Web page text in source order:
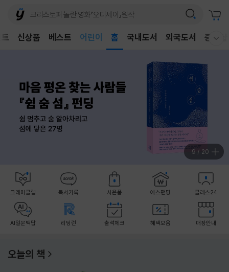
신상품 베스트
어린이
홈 국내도서 외국도서 중고샵
9 / 20
크레마클럽 독서기록 사은품 예스펀딩 클래스24
AI일문백답 리딩런 출석체크 혜택모음 매장안내
오늘의 책